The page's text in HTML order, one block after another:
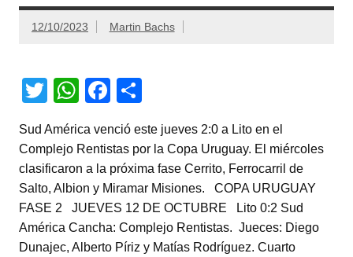
12/10/2023 Martin Bachs
T
wi
tt
er
W
at
s
A
p
p
F
c
e
b
o
o
m
p
ar
tir
Sud América venció este jueves 2:0 a Lito en el
Complejo Rentistas por la Copa Uruguay. El miércoles
clasificaron a la próxima fase Cerrito, Ferrocarril de
Salto, Albion y Miramar Misiones. COPA URUGUAY
FASE 2 JUEVES 12 DE OCTUBRE Lito 0:2 Sud
América Cancha: Complejo Rentistas. Jueces: Diego
Dunajec, Alberto Píriz y Matías Rodríguez. Cuarto